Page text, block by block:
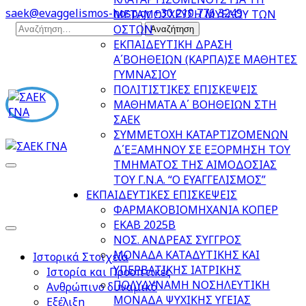
Skip
saek@evaggelismos-hosp.gr+30 210 776 3249
Αναζήτηση
ΜΕΤΑΜΟΣΧΕΥΣΗ ΜΥΕΛΟΥ ΤΩΝ
ΟΣΤΩΝ
ΕΚΠΑΙΔΕΥΤΙΚΗ ΔΡΑΣΗ
Α΄ΒΟΗΘΕΙΩΝ (ΚΑΡΠΑ)ΣΕ ΜΑΘΗΤΕΣ
ΓΥΜΝΑΣΙΟΥ
ΠΟΛΙΤΙΣΤΙΚΕΣ ΕΠΙΣΚΕΨΕΙΣ
ΜΑΘΗΜΑΤΑ Α΄ ΒΟΗΘΕΙΩΝ ΣΤΗ
ΣΑΕΚ
ΣΥΜΜΕΤΟΧΗ ΚΑΤΑΡΤΙΖΟΜΕΝΩΝ
Δ΄ΕΞΑΜΗΝΟΥ ΣΕ ΕΞΟΡΜΗΣΗ ΤΟΥ
ΤΜΗΜΑΤΟΣ ΤΗΣ ΑΙΜΟΔΟΣΙΑΣ
ΤΟΥ Γ.Ν.Α. “Ο ΕΥΑΓΓΕΛΙΣΜΟΣ”
ΕΚΠΑΙΔΕΥΤΙΚΕΣ ΕΠΙΣΚΕΨΕΙΣ
ΦΑΡΜΑΚΟΒΙΟΜΗΧΑΝΙΑ ΚΟΠΕΡ
ΕΚΑΒ 2025Β
ΝΟΣ. ΑΝΔΡΕΑΣ ΣΥΓΓΡΟΣ
ΜΟΝΑΔΑ ΚΑΤΑΔΥΤΙΚΗΣ ΚΑΙ
ΥΠΕΡΒΑΤΙΚΗΣ ΙΑΤΡΙΚΗΣ
ΠΟΛΥΔΥΝΑΜΗ ΝΟΣΗΛΕΥΤΙΚΗ
ΜΟΝΑΔΑ ΨΥΧΙΚΗΣ ΥΓΕΙΑΣ
ΣΑΕΚ ΓΝΑ
ΒΟΗΘΟΣ ΝΟΣΗΛΕΥΤΙΚΗΣ-ΓΕΝΙΚΗΣ ΝΟΣΗΛΕΙΑΣ
Ιστορικά Στοιχεία
Ιστορία και Προοπτικές
Ανθρώπινο δυναμικό
Εξέλιξη